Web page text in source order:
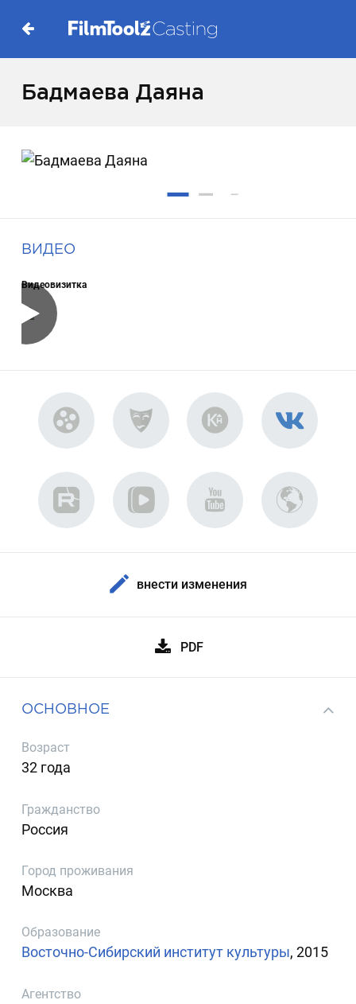
Бадмаева Даяна
ВИДЕО
Видеовизитка
внести изменения
PDF
ОСНОВНОЕ
Возраст
32 года
Гражданство
Россия
Город проживания
Москва
Образование
Восточно-Сибирский институт культуры, 2015
Агентство